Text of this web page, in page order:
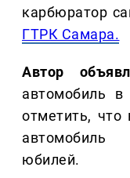
карбюратор
ГТРК Самара.
Автор
автомобиль
отметить, что
автомобиль
юбилей.